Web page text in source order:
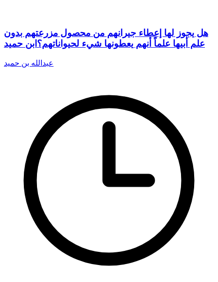
هل يجوز لها إعطاء جيرانهم من محصول مزرعتهم بدون
علم أبيها علماً أنهم يعطونها شيء لحيواناتهم؟ابن حميد
عبدالله بن حميد